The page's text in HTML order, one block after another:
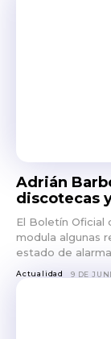
Adrián
discotecas
El Boletín Oficial
modula algunas
estado de
Actualidad 9 DE